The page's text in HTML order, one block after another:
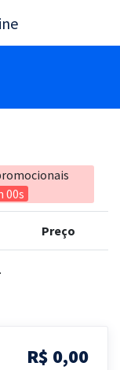
00s
Preço
R$ 0,00